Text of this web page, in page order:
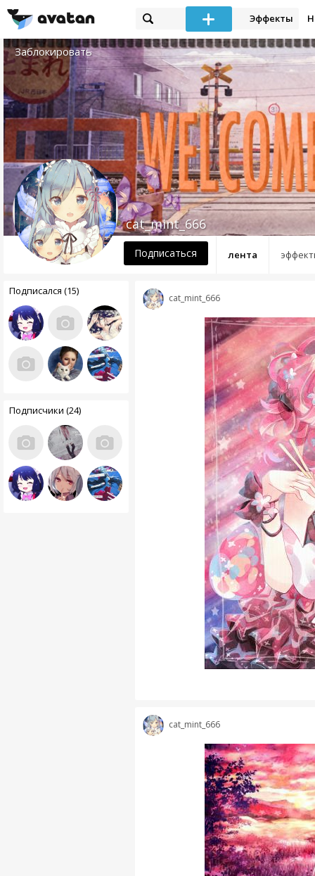
Эффекты
Заблокировать
лента
cat_mint_666
Подписаться
Подписался (15)
Подписчики (24)
cat_mint_666
cat_mint_666